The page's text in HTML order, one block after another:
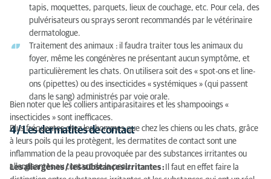
tapis, moquettes, parquets, lieux de couchage, etc. Pour cela, des
pulvérisateurs ou sprays seront recommandés par le vétérinaire
dermatologue.
Traitement des animaux : il faudra traiter tous les animaux du
foyer, même les congénères ne présentant aucun symptôme, et
particulièrement les chats. On utilisera soit des « spot-ons et line-
ons (pipettes) ou des insecticides « systémiques » (qui passent
dans le sang) administrés par voie orale.
Bien noter que les colliers antiparasitaires et les shampooings «
insecticides » sont inefficaces.
4 / Les dermatites de contact
Plus fréquentes chez les hommes que chez les chiens ou les chats, grâce
à leurs poils qui les protègent, les dermatites de contact sont une
inflammation de la peau provoquée par des substances irritantes ou
allergisantes au contact de la peau.
Les allergènes / les substances irritantes :
Il faut en effet faire la